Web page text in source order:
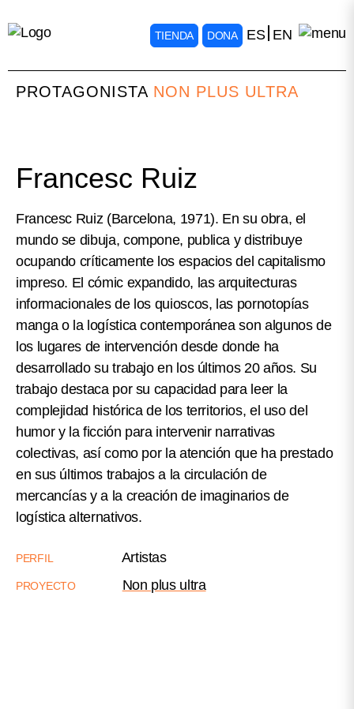
TIENDA DONA ES EN
PROTAGONISTA NON PLUS ULTRA
Francesc Ruiz
Francesc Ruiz (Barcelona, 1971). En su obra, el
mundo se dibuja, compone, publica y distribuye
ocupando críticamente los espacios del capitalismo
impreso. El cómic expandido, las arquitecturas
informacionales de los quioscos, las pornotopías
manga o la logística contemporánea son algunos de
los lugares de intervención desde donde ha
desarrollado su trabajo en los últimos 20 años. Su
trabajo destaca por su capacidad para leer la
complejidad histórica de los territorios, el uso del
humor y la ficción para intervenir narrativas
colectivas, así como por la atención que ha prestado
en sus últimos trabajos a la circulación de
mercancías y a la creación de imaginarios de
logística alternativos.
PERFIL Artistas
PROYECTO Non plus ultra